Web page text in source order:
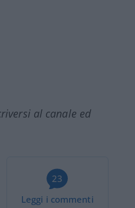
al canale ed
23
Leggi i commenti